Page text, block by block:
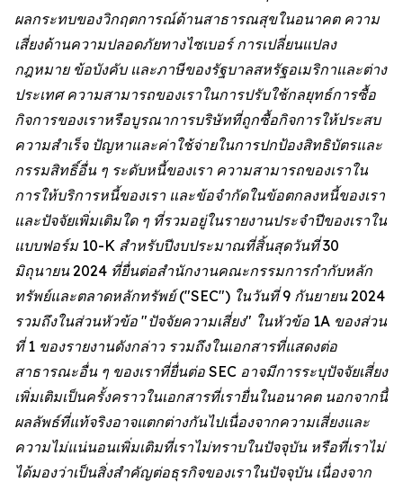
ผลกระทบของวิกฤตการณ์ด้านสาธารณสุขในอนาคต ความ
เสี่ยงด้านความปลอดภัยทางไซเบอร์ การเปลี่ยนแปลง
กฎหมาย ข้อบังคับ และภาษีของรัฐบาลสหรัฐอเมริกาและต่าง
ประเทศ ความสามารถของเราในการปรับใช้กลยุทธ์การซื้อ
กิจการของเราหรือบูรณาการบริษัทที่ถูกซื้อกิจการให้ประสบ
ความสำเร็จ ปัญหาและค่าใช้จ่ายในการปกป้องสิทธิบัตรและ
กรรมสิทธิ์อื่น ๆ ระดับหนี้ของเรา ความสามารถของเราใน
การให้บริการหนี้ของเรา และข้อจำกัดในข้อตกลงหนี้ของเรา
และปัจจัยเพิ่มเติมใด ๆ ที่รวมอยู่ในรายงานประจำปีของเราใน
แบบฟอร์ม 10-K สำหรับปีงบประมาณที่สิ้นสุดวันที่ 30
มิถุนายน 2024 ที่ยื่นต่อสำนักงานคณะกรรมการกำกับหลัก
ทรัพย์และตลาดหลักทรัพย์ ("SEC") ในวันที่ 9 กันยายน 2024
รวมถึงในส่วนหัวข้อ "ปัจจัยความเสี่ยง" ในหัวข้อ 1A ของส่วน
ที่ 1 ของรายงานดังกล่าว รวมถึงในเอกสารที่แสดงต่อ
สาธารณะอื่น ๆ ของเราที่ยื่นต่อ SEC อาจมีการระบุปัจจัยเสี่ยง
เพิ่มเติมเป็นครั้งคราวในเอกสารที่เรายื่นในอนาคต นอกจากนี้
ผลลัพธ์ที่แท้จริงอาจแตกต่างกันไปเนื่องจากความเสี่ยงและ
ความไม่แน่นอนเพิ่มเติมที่เราไม่ทราบในปัจจุบัน หรือที่เราไม่
ได้มองว่าเป็นสิ่งสำคัญต่อธุรกิจของเราในปัจจุบัน เนื่องจาก